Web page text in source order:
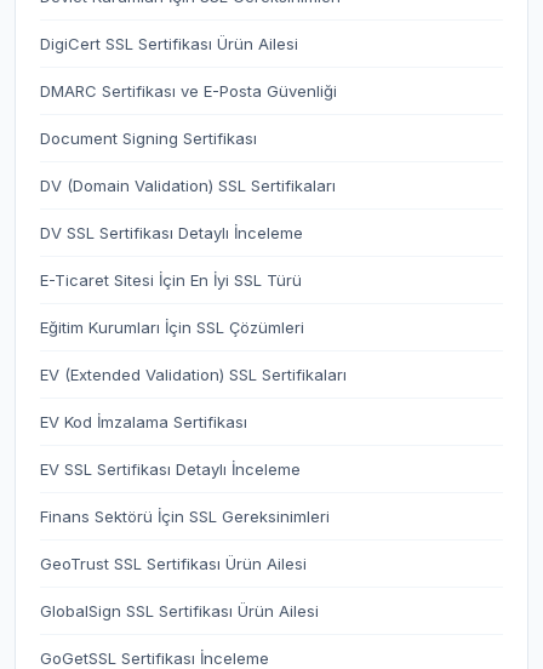
DigiCert SSL Sertifikası Ürün Ailesi
DMARC Sertifikası ve E-Posta Güvenliği
Document Signing Sertifikası
DV (Domain Validation) SSL Sertifikaları
DV SSL Sertifikası Detaylı İnceleme
E-Ticaret Sitesi İçin En İyi SSL Türü
Eğitim Kurumları İçin SSL Çözümleri
EV (Extended Validation) SSL Sertifikaları
EV Kod İmzalama Sertifikası
EV SSL Sertifikası Detaylı İnceleme
Finans Sektörü İçin SSL Gereksinimleri
GeoTrust SSL Sertifikası Ürün Ailesi
GlobalSign SSL Sertifikası Ürün Ailesi
GoGetSSL Sertifikası İnceleme